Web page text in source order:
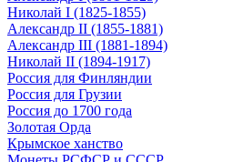
Николай I (1825-1855)
Александр II (1855-1881)
Александр III (1881-1894)
Николай II (1894-1917)
Россия для Финляндии
Россия для Грузии
Россия до 1700 года
Золотая Орда
Крымское ханство